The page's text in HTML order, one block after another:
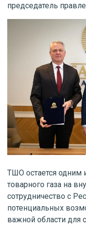
председатель
ТШО остается одним
товарного газа на
сотрудничество с
потенциальных
важной области для